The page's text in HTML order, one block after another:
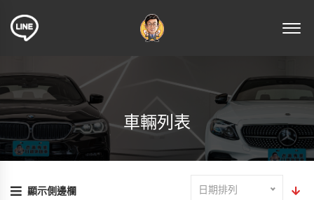
車輛列表
顯示側邊欄 日期排列